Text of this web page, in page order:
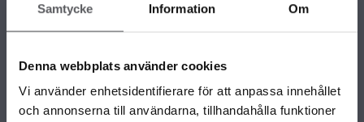
Samtycke Information Om
Denna webbplats använder cookies
Vi använder enhetsidentifierare för att anpassa innehållet
och annonserna till användarna, tillhandahålla funktioner
KONTAKTINFORMATION
info@fiskarhedenvillan.se
Box 882, 781 29 Borlänge